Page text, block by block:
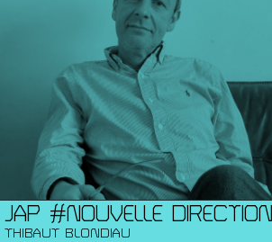
JAP #NOUVELLE DIRECTION
THIBAUT BLONDIAU